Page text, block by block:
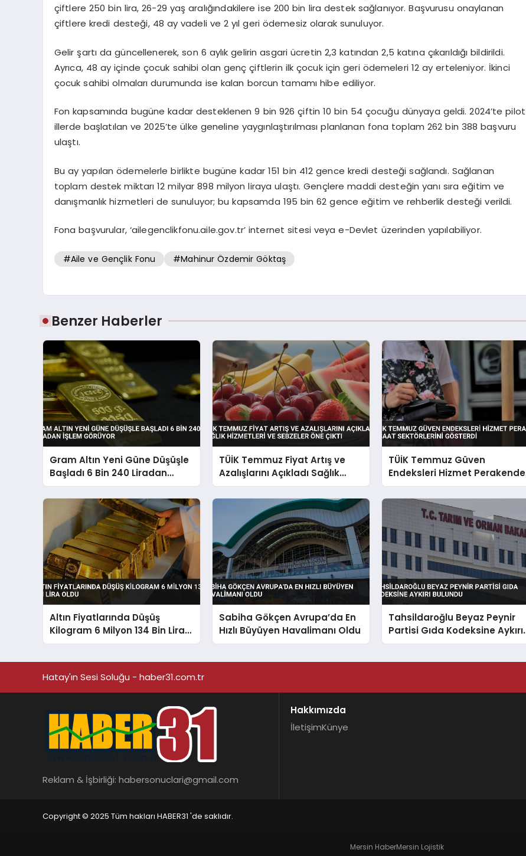
çiftlere 250 bin lira, 26-29 yaş aralığındakilere ise 200 bin lira destek sağlanıyor. Başvurusu onaylanan
çiftlere kredi desteği, 48 ay vadeli ve 2 yıl geri ödemesiz olarak sunuluyor.
Gelir şartı da güncellenerek, son 6 aylık gelirin asgari ücretin 2,3 katından 2,5 katına çıkarıldığı bildirildi.
Ayrıca, 48 ay içinde çocuk sahibi olan genç çiftlerin ilk çocuk için geri ödemeleri 12 ay erteleniyor. İkinci
çocuk sahibi olmaları durumunda ise kalan borcun tamamı hibe ediliyor.
Fon kapsamında bugüne kadar desteklenen 9 bin 926 çiftin 10 bin 54 çocuğu dünyaya geldi. 2024’te pilot
illerde başlatılan ve 2025’te ülke geneline yaygınlaştırılması planlanan fona toplam 262 bin 388 başvuru
ulaştı.
Bu ay yapılan ödemelerle birlikte bugüne kadar 151 bin 412 gence kredi desteği sağlandı. Sağlanan
toplam destek miktarı 12 milyar 898 milyon liraya ulaştı. Gençlere maddi desteğin yanı sıra eğitim ve
danışmanlık hizmetleri de sunuluyor; bu kapsamda 195 bin 62 gence eğitim ve rehberlik desteği verildi.
Fona başvurular, ‘ailegenclikfonu.aile.gov.tr’ internet sitesi veya e-Devlet üzerinden yapılabiliyor.
#Aile ve Gençlik Fonu #Mahinur Özdemir Göktaş
Benzer Haberler
Gram Altın Yeni Güne Düşüşle
Başladı 6 Bin 240 Liradan
İşlem Görüyor
TÜİK Temmuz Fiyat Artış ve
Azalışlarını Açıkladı Sağlık
Hizmetleri ve Sebzeler Öne
Çıktı
TÜİK Temmuz Güven
Endeksleri Hizmet Perakende
İnşaat Sektörlerini Gösterdi
Altın Fiyatlarında Düşüş
Kilogram 6 Milyon 134 Bin Lira
Oldu
Sabiha Gökçen Avrupa’da En
Hızlı Büyüyen Havalimanı Oldu
Tahsildaroğlu Beyaz Peynir
Partisi Gıda Kodeksine Aykırı
Bulundu
Hatay'ın Sesi Soluğu - haber31.com.tr
Reklam & İşbirliği: habersonuclari@gmail.com
Hakkımızda
İletişimKünye
Copyright © 2025 Tüm hakları HABER31 'de saklıdır.
Mersin HaberMersin Lojistik